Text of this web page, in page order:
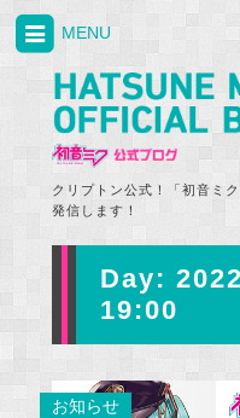
クリプトン公式！「初音ミ
発信します！
MENU
Day:
19:00
お知らせ